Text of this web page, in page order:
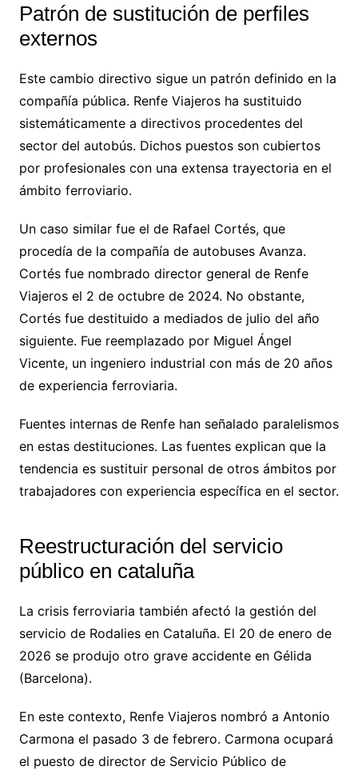
Patrón de sustitución de perfiles
externos
Este cambio directivo sigue un patrón definido en la
compañía pública. Renfe Viajeros ha sustituido
sistemáticamente a directivos procedentes del
sector del autobús. Dichos puestos son cubiertos
por profesionales con una extensa trayectoria en el
ámbito ferroviario.
Un caso similar fue el de Rafael Cortés, que
procedía de la compañía de autobuses Avanza.
Cortés fue nombrado director general de Renfe
Viajeros el 2 de octubre de 2024. No obstante,
Cortés fue destituido a mediados de julio del año
siguiente. Fue reemplazado por Miguel Ángel
Vicente, un ingeniero industrial con más de 20 años
de experiencia ferroviaria.
Fuentes internas de Renfe han señalado paralelismos
en estas destituciones. Las fuentes explican que la
tendencia es sustituir personal de otros ámbitos por
trabajadores con experiencia específica en el sector.
Reestructuración del servicio
público en cataluña
La crisis ferroviaria también afectó la gestión del
servicio de Rodalies en Cataluña. El 20 de enero de
2026 se produjo otro grave accidente en Gélida
(Barcelona).
En este contexto, Renfe Viajeros nombró a Antonio
Carmona el pasado 3 de febrero. Carmona ocupará
el puesto de director de Servicio Público de